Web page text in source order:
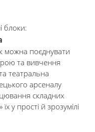
блоки:
можна поєднувати
та вивчення
театральна
арсеналу
складних
у прості й зрозумілі